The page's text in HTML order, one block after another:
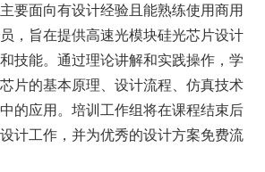
要面向有设计经验且能熟练使用商用
，旨在提供高速光模块硅光芯片设计
技能。通过理论讲解和实践操作，学
片的基本原理、设计流程、仿真技术
的应用。培训工作组将在课程结束后
计工作，并为优秀的设计方案免费流